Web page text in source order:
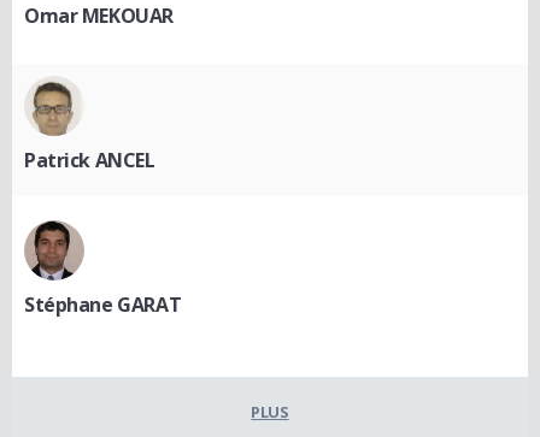
Omar MEKOUAR
Patrick ANCEL
Stéphane GARAT
PLUS